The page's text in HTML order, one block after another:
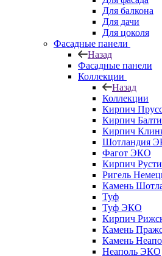
Для балкона
Для дачи
Для цоколя
Фасадные панели
Назад
Фасадные панели
Коллекции
Назад
Коллекции
Кирпич
Кирпич
Кирпич
Шотландия
Фагот ЭКО
Кирпич
Ригель
Камень
Туф
Туф ЭКО
Кирпич
Камень
Камень
Неаполь ЭКО